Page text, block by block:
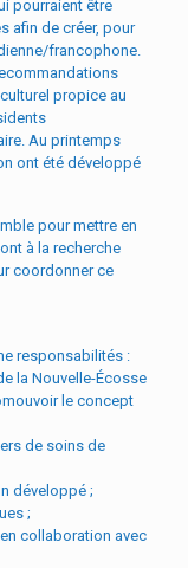
pourraient être
afin de créer, pour
francophone.
propice au
Au printemps
ont été développé
pour mettre en
à la recherche
coordonner ce
responsabilités :
la Nouvelle-Écosse
le concept
de soins de
développé ;
;
collaboration avec